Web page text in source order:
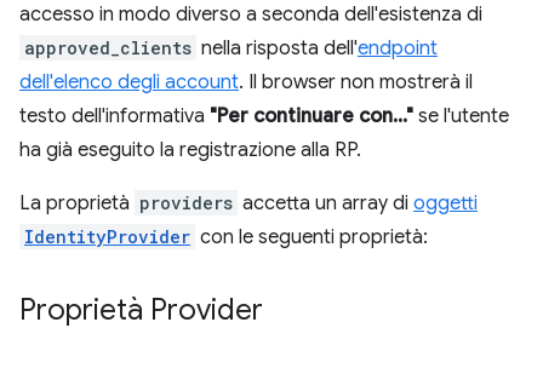
accesso in modo diverso a seconda dell'esistenza di
approved_clients nella risposta dell'endpoint
dell'elenco degli account. Il browser non mostrerà il
testo dell'informativa "Per continuare con..." se l'utente
ha già eseguito la registrazione alla RP.
La proprietà providers accetta un array di oggetti
IdentityProvider con le seguenti proprietà:
Proprietà Provider